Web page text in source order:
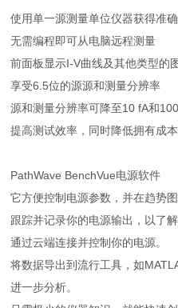
使用单一源测量单位仪器获得准
无需编程即可从电脑远程测量
前面板显示I-V曲线及其他类型的
享受6.5位的源源和测量分辨率
源和测量分辨率可降至10 fA和
提高测试效率，同时降低拥有成本
PathWave BenchVue电源软件
它方便控制电源参数，并在趋势
跟踪并记录你的电源输出，以了
通过云端连接并控制你的电源。
将数据导出到流行工具，如
进一步分析。